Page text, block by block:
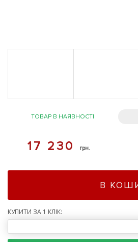
ТОВАР В НАЯВНОСТІ
17 230 грн.
В
КУПИТИ ЗА 1 КЛІК: